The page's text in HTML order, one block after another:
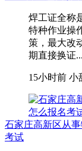
焊工证全称
特种作业操
策，最大改
期直接换证...
15小时前 小
石家庄高新区从
考试